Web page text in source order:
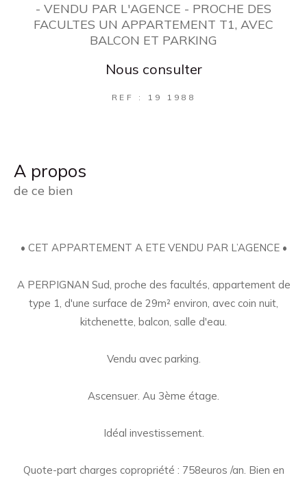
- VENDU PAR L'AGENCE - PROCHE DES
FACULTES UN APPARTEMENT T1, AVEC
BALCON ET PARKING
Nous consulter
REF : 19 1988
a propos
de ce bien
• CET APPARTEMENT A ETE VENDU PAR L’AGENCE •
A PERPIGNAN Sud, proche des facultés, appartement de
type 1, d'une surface de 29m² environ, avec coin nuit,
kitchenette, balcon, salle d'eau.
Vendu avec parking.
Ascensuer. Au 3ème étage.
Idéal investissement.
Quote-part charges copropriété : 758euros /an. Bien en